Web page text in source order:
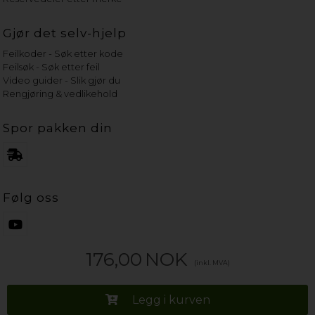
176,00 NOK (inkl. MVA)
Legg i kurven
Gjør det selv-hjelp
Feilkoder - Søk etter kode
Feilsøk - Søk etter feil
Video guider - Slik gjør du
Rengjøring & vedlikehold
Spor pakken din
Følg oss